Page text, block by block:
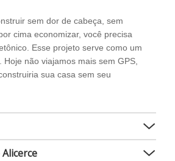
sem dor de cabeça, sem
cima economizar, você precisa
Esse projeto serve como um
não viajamos mais sem GPS,
sua casa sem seu